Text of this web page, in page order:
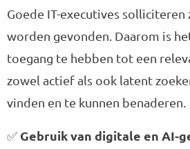
Goede IT-executives solliciteren
worden gevonden. Daarom is
toegang te hebben tot een
zowel actief als ook latent
vinden en te kunnen benaderen.
✅ Gebruik van digitale en AI-